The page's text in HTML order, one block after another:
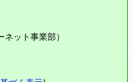
ネット事業部）